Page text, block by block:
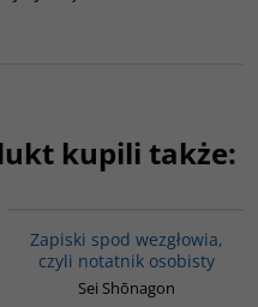
kupili także:
Zapiski spod wezgłowia,
czyli notatnik osobisty
Sei Shōnagon